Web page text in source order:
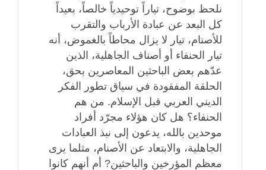
نلحظ بوضوح، تياراً توحيدياً خالصاً، بعيداً
كل البعد عن عبادة الأرباب والتقرب
للأصنام، تيار لا يزال محاطاً بالغموض، أنه
تيار الحنفاء أو أصناف الجاهلية، الذين
عدّهم بعض الباحثين المعاصرين بحق،
الحلقة المفقودة في سياق تطور الفكر
الديني العربي قبل الإسلام. من هم
الحنفاء؟ هل كان هؤلاء مجرّد أفراد
موحدين بالله، يدعون إلى نبذ العبادات
الجاهلية، والابتعاد عن الأصنام، مثلما يرى
معظم المؤرخين والباحثين? أم أنهم كانوا